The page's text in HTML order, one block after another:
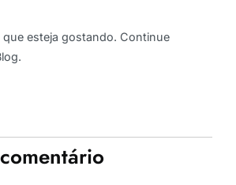
que esteja gostando. Continue